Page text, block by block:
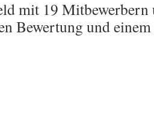
mit 19 Mitbewerbern
Bewertung und einem